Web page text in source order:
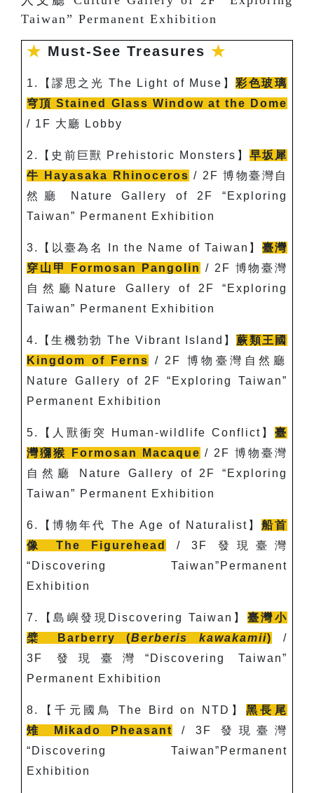
Taiwan” Permanent Exhibition
★ Must-See Treasures ★
1. 【謬思之光 The Light of Muse 】彩色玻璃
穹頂Stained Glass Window at the
Dome
/ 1F 大廳 Lobby
2. 【史前巨獸 Prehistoric Monsters 】 早坂犀
牛
Hayasaka Rhinoceros / 2F 博物臺灣自
然廳 Nature Gallery of 2F “Exploring
Taiwan” Permanent Exhibition
3. 【以臺為名 In the Name of Taiwan】 臺灣
穿山甲
Formosan Pangolin / 2F 博物臺灣
自然廳Nature Gallery of 2F “Exploring
Taiwan” Permanent Exhibition
4. 【生機勃勃 The Vibrant Island 】蕨類王國
Kingdom of Ferns
/ 2F 博物臺灣自然廳
Nature Gallery of 2F “Exploring Taiwan”
Permanent Exhibition
5. 【人獸衝突 Human-wildlife Conflict 】臺
灣獼猴
Formosan Macaque / 2F博物臺灣
自然廳 Nature Gallery of 2F “Exploring
Taiwan” Permanent Exhibition
6. 【博物年代 The Age of Naturalist 】 船首
像 The Figurehead / 3F 發現臺灣
“Discovering Taiwan”Permanent
Exhibition
7. 【島嶼發現 Discovering Taiwan 】 臺灣小
檗
Barberry (Berberis kawakamii)
/
3F 發現臺灣“Discovering Taiwan”
Permanent Exhibition
8. 【千元國鳥 The Bird on NTD 】 黑長尾
雉
Mikado Pheasant / 3F發現臺灣
“Discovering Taiwan”Permanent
Exhibition